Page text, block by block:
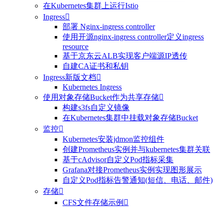
在Kubernetes集群上运行Istio
Ingress
部署 Nginx-ingress controller
使用开源nginx-ingress controller定义ingress
resource
基于京东云ALB实现客户端源IP透传
自建CA证书和私钥
Ingress新版文档
Kubernetes Ingress
使用对象存储Bucket作为共享存储
构建s3fs自定义镜像
在Kubernetes集群中挂载对象存储Bucket
监控
Kubernetes安装jdmon监控组件
创建Prometheus实例并与kubernetes集群关联
基于cAdvisor自定义Pod指标采集
Grafana对接Prometheus实例实现图形展示
自定义Pod指标告警通知(短信、电话、邮件)
存储
CFS文件存储示例 